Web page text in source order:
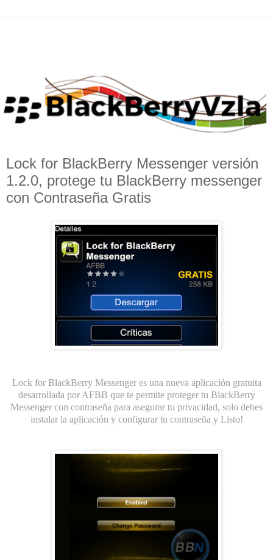
Lock for BlackBerry Messenger versión
1.2.0, protege tu BlackBerry messenger
con Contraseña Gratis
Lock for BlackBerry Messenger es una nueva aplicación gratuita
desarrollada por AFBB que te permite proteger tu BlackBerry
Messenger con contraseña para asegurar tu privacidad, solo debes
instalar la aplicación y configurar tu contraseña y Listo!